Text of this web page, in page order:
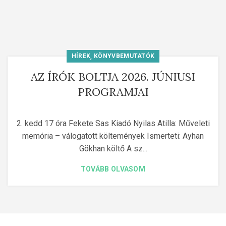
HÍREK, KÖNYVBEMUTATÓK
AZ ÍRÓK BOLTJA 2026. JÚNIUSI
PROGRAMJAI
2. kedd 17 óra Fekete Sas Kiadó Nyilas Atilla: Műveleti
memória – válogatott költemények Ismerteti: Ayhan
Gökhan költő A sz...
TOVÁBB OLVASOM